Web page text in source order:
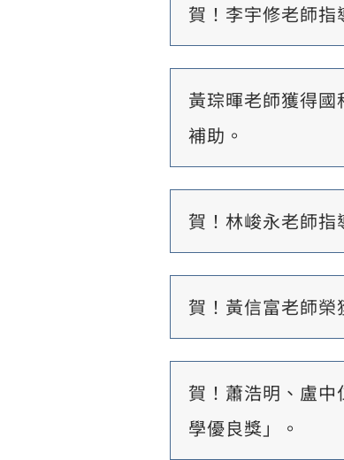
賀！李宇修老師指
黃琮暉老師獲得國
補助。
賀！林峻永老師指
賀！黃信富老師
賀！蕭浩明、盧
學優良獎」。